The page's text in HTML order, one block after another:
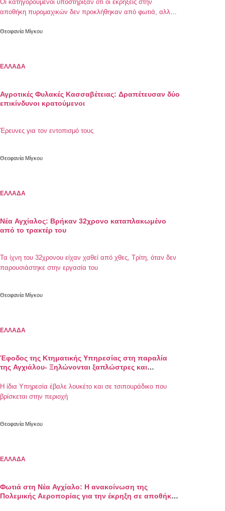
Οι κατηγορούμενοι υποστήριξαν ότι οι εκρήξεις στην
αποθήκη πυρομαχικών δεν προκλήθηκαν από φωτιά, αλλά
Θεοφανία Μίγκου
ΕΛΛΑΔΑ
Αγροτικές Φυλακές Κασσαβέτειας: Δραπέτευσαν δύο
επικίνδυνοι κρατούμενοι
Έρευνες για τον εντοπισμό τους
Θεοφανία Μίγκου
ΕΛΛΑΔΑ
Νέα Αγχίαλος: Bρήκαν 32χρονο καταπλακωμένο
από το τρακτέρ του
Τα ίχνη του 32χρονου είχαν χαθεί από χθες, Τρίτη, όταν δεν
παρουσιάστηκε στην εργασία του
Θεοφανία Μίγκου
ΕΛΛΑΔΑ
Έφοδος της Κτηματικής Υπηρεσίας στη παραλία
της Αγχιάλου- Ξηλώνονται ξαπλώστρες και
H ίδια Υπηρεσία έβαλε λουκέτο και σε τσιπουράδικο που
βρίσκεται στην περιοχή
Θεοφανία Μίγκου
ΕΛΛΑΔΑ
Φωτιά στη Νέα Αγχίαλο: Η ανακοίνωση της
Πολεμικής Αεροπορίας για την έκρηξη σε αποθήκη